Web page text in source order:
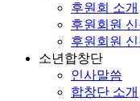
후원회 소개
후원회원 신
후원회원 신
소년합창단
인사말씀
합창단 소개